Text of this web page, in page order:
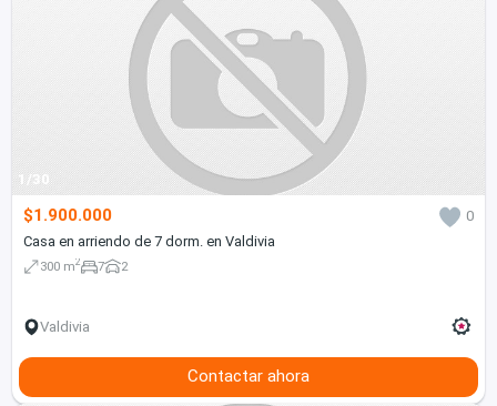
1/30
$1.900.000
0
Casa en arriendo de 7 dorm. en Valdivia
300 m2 7 2
Valdivia
Contactar ahora